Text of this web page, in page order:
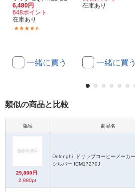
6,480円
648ポイント
在庫あり
一緒に買う
在庫あり
一緒に買う
類似の商品と比較
商品 商品名
29,800円
2,980pt
Delonghi
シルバー ICM17270J